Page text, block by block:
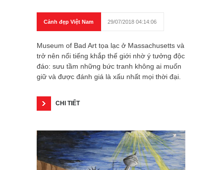
Cảnh đẹp Việt Nam 29/07/2018 04:14:06
Museum of Bad Art tọa lạc ở Massachusetts và
trở nên nổi tiếng khắp thế giới nhờ ý tưởng độc
đáo: sưu tầm những bức tranh không ai muốn
giữ và được đánh giá là xấu nhất mọi thời đại.
CHI TIẾT